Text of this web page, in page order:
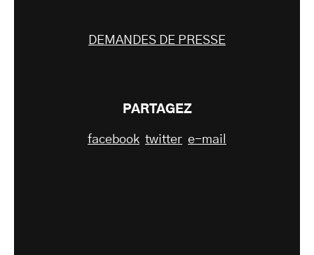
DEMANDES DE PRESSE
PARTAGEZ
facebook twitter e-mail